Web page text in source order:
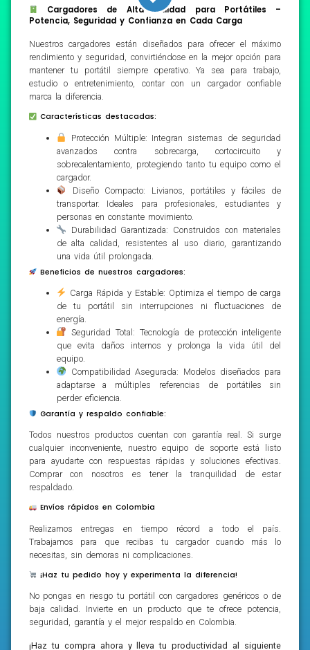
Cargadores de Alta Calidad para Portátiles –
Potencia, Seguridad y Confianza en Cada Carga
Nuestros cargadores están diseñados para ofrecer el máximo
rendimiento y seguridad, convirtiéndose en la mejor opción para
mantener tu portátil siempre operativo. Ya sea para trabajo,
estudio o entretenimiento, contar con un cargador confiable
marca la diferencia.
Características destacadas:
Protección Múltiple: Integran sistemas de seguridad
avanzados contra sobrecarga, cortocircuito y
sobrecalentamiento, protegiendo tanto tu equipo como el
cargador.
Diseño Compacto: Livianos, portátiles y fáciles de
transportar. Ideales para profesionales, estudiantes y
personas en constante movimiento.
Durabilidad Garantizada: Construidos con materiales
de alta calidad, resistentes al uso diario, garantizando
una vida útil prolongada.
Beneficios de nuestros cargadores:
Carga Rápida y Estable: Optimiza el tiempo de carga
de tu portátil sin interrupciones ni fluctuaciones de
energía.
Seguridad Total: Tecnología de protección inteligente
que evita daños internos y prolonga la vida útil del
equipo.
Compatibilidad Asegurada: Modelos diseñados para
adaptarse a múltiples referencias de portátiles sin
perder eficiencia.
Garantía y respaldo confiable:
Todos nuestros productos cuentan con garantía real. Si surge
cualquier inconveniente, nuestro equipo de soporte está listo
para ayudarte con respuestas rápidas y soluciones efectivas.
Comprar con nosotros es tener la tranquilidad de estar
respaldado.
Envíos rápidos en Colombia
Realizamos entregas en tiempo récord a todo el país.
Trabajamos para que recibas tu cargador cuando más lo
necesitas, sin demoras ni complicaciones.
¡Haz tu pedido hoy y experimenta la diferencia!
No pongas en riesgo tu portátil con cargadores genéricos o de
baja calidad. Invierte en un producto que te ofrece potencia,
seguridad, garantía y el mejor respaldo en Colombia.
¡Haz tu compra ahora y lleva tu productividad al siguiente